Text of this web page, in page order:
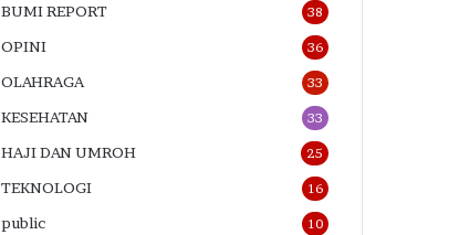
BUMI REPORT 38
OPINI 36
OLAHRAGA 33
KESEHATAN 33
HAJI DAN UMROH 25
TEKNOLOGI 16
public 10